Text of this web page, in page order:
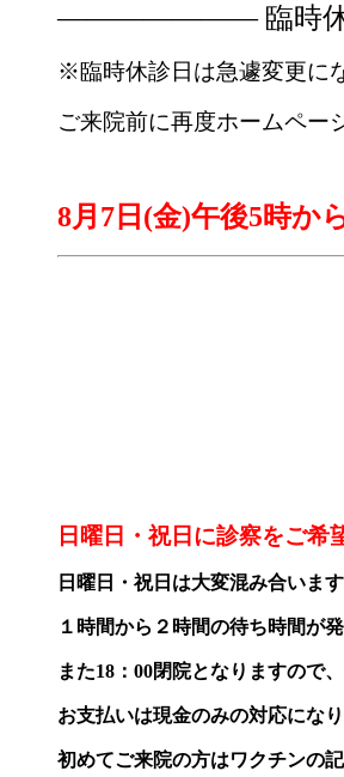
——————— 臨時
※臨時休診日は急遽変更に
ご来院前に再度ホームペー
8月7日(金)午後5時か
日曜日・祝日に診察をご希
日曜日・祝日は大変混み合います
１時間から２時間の待ち時間が
また18：00閉院となりますので
お支払いは現金のみの対応になり
初めてご来院の方はワクチンの